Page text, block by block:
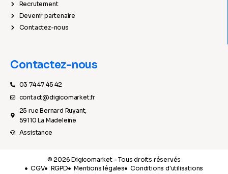
Recrutement
Devenir partenaire
Contactez-nous
Contactez-nous
03 74 47 45 42
contact@digicomarket.fr
25 rue Bernard Ruyant,
59110 La Madeleine
Assistance
© 2026 Digicomarket - Tous droits réservés
CGV
RGPD Mentions légales Conditions d'utilisations